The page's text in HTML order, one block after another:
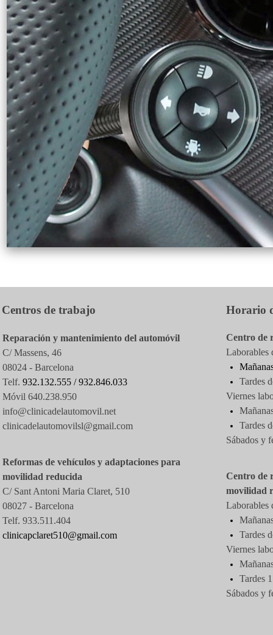
Centros de trabajo
Reparación y mantenimiento del automóvil
C/ Massens, 46
08024 - Barcelona
Telf. 932.132.555 /932.846.033
Móvil 640.238.950
info@clinicadelautomovil.net
clinicadelautomovilsl@gmail.com
Horario
Reformas de vehículos y adaptaciones para
movilidad reducida
C/ Sant Antoni Maria Claret, 510
08027 - Barcelona
Telf. 933.511.404
clinicapclaret510@gmail.com
Centro de
Laborables
Tardes
Viernes
Tardes
Sábados y
Centro de
movilidad
Laborables
Tardes
Viernes
Tardes
Sábados y